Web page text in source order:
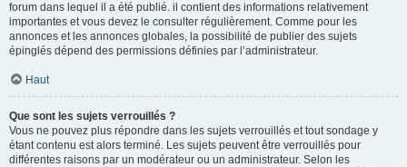
forum dans lequel il a été publié. il contient des informations relativement
importantes et vous devez le consulter régulièrement. Comme pour les
annonces et les annonces globales, la possibilité de publier des sujets
épinglés dépend des permissions définies par l’administrateur.
Haut
Que sont les sujets verrouillés ?
Vous ne pouvez plus répondre dans les sujets verrouillés et tout sondage y
étant contenu est alors terminé. Les sujets peuvent être verrouillés pour
différentes raisons par un modérateur ou un administrateur. Selon les